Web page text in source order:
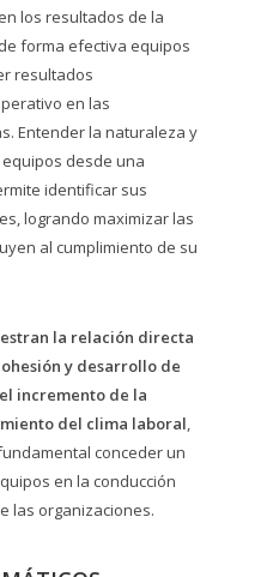
los resultados de la
forma efectiva equipos
resultados
en las
Entender la naturaleza y
desde una
identificar sus
logrando maximizar las
al cumplimiento de su
la relación directa
y desarrollo de
incremento de la
del clima laboral
conceder un
en la conducción
las organizaciones.